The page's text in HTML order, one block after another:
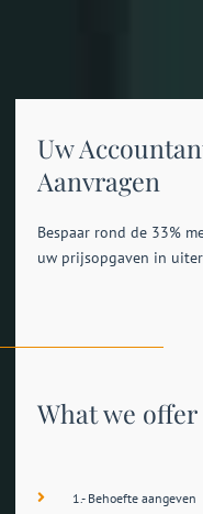
Uw
Aanvragen
Bespaar rond de 33%
uw prijsopgaven in
What we offer
1.- Behoefte aangeven